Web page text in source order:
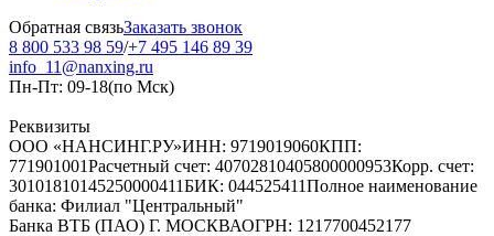
Обратная связьЗаказать звонок
8 800 533 98 59/+7 495 146 89 39
info_11@nanxing.ru
Пн-Пт: 09-18(по Мск)
Реквизиты
ООО «НАНСИНГ.РУ»ИНН: 9719019060КПП:
771901001Расчетный счет: 40702810405800000953Корр. счет:
30101810145250000411БИК: 044525411Полное наименование
банка: Филиал "Центральный"
Банка ВТБ (ПАО) Г. МОСКВАОГРН: 1217700452177